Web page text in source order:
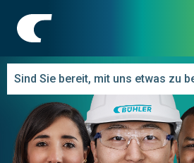
Sind Sie bereit, mit uns etwas zu